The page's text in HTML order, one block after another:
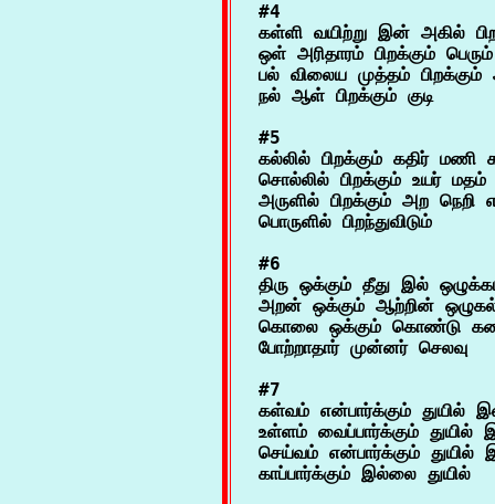
#4
கள்ளி வயிற்று இன் அகில்
ஒள் அரிதாரம் பிறக்கும்
பல் விலைய முத்தம் பிறக்கும்
#5
கல்லில் பிறக்கும் கதிர் மணி
சொல்லில் பிறக்கும் உயர்
அருளில் பிறக்கும் அற நெறி
#6
திரு ஒக்கும் தீது இல்
அறன் ஒக்கும் ஆற்றின்
கொலை ஒக்கும் கொண்டு
#7
கள்வம் என்பார்க்கும் துயில்
உள்ளம் வைப்பார்க்கும்
செய்வம் என்பார்க்கும்